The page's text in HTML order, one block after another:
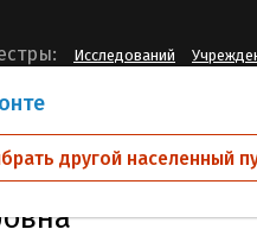
другой населенный
Исследований
Ильмира Рифовна